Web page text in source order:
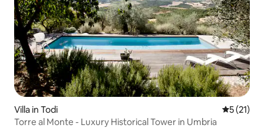
Villa in Todi
5 (21)
Torre al Monte - Luxury Historical Tower in Umbria